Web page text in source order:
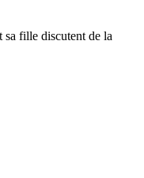
sa fille discutent de la